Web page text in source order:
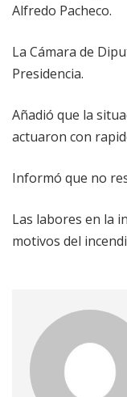
Alfredo Pacheco.
La Cámara de
Presidencia.
Añadió que la
actuaron con
Informó que no
Las labores en la
motivos del